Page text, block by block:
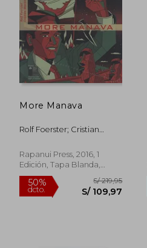
More Manava
Rolf Foerster; Cristian
Rapanui Press, 2016, 1
Edición, Tapa Blanda,
Nuevo